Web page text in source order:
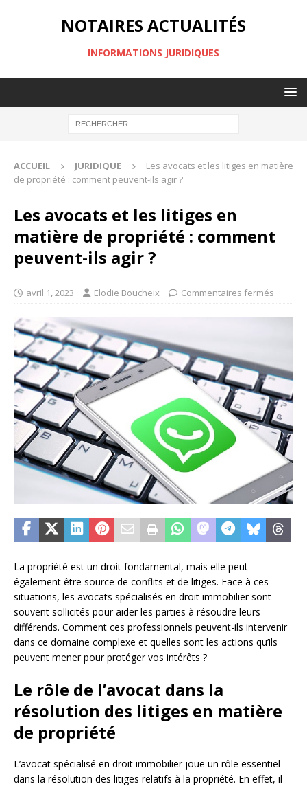
NOTAIRES ACTUALITÉS
INFORMATIONS JURIDIQUES
ACCUEIL JURIDIQUE
Les avocats et les litiges en matière
de propriété : comment peuvent-ils agir ?
Les avocats et les litiges en
matière de propriété : comment
peuvent-ils agir ?
avril 1, 2023 Elodie Boucheix Commentaires fermés
La propriété est un droit fondamental, mais elle peut
également être source de conflits et de litiges. Face à ces
situations, les avocats spécialisés en droit immobilier sont
souvent sollicités pour aider les parties à résoudre leurs
différends. Comment ces professionnels peuvent-ils intervenir
dans ce domaine complexe et quelles sont les actions qu’ils
peuvent mener pour protéger vos intérêts ?
Le rôle de l’avocat dans la
résolution des litiges en matière
de propriété
L’avocat spécialisé en droit immobilier joue un rôle essentiel
dans la résolution des litiges relatifs à la propriété. En effet, il